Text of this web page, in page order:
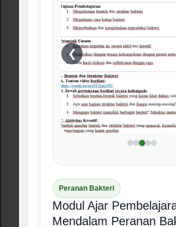
❮
Modul Ajar
Mendalam Materi
Kelas 10 Fase E
Rp38.500
RPM Fungi membantu guru
ciri-ciri jamur, struktur tubuh,
peranan jamur, serta
dalam kehidupan secara lebih